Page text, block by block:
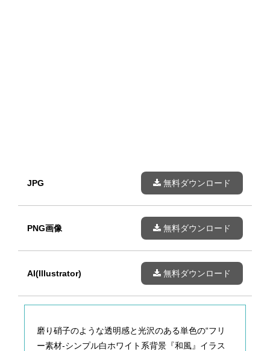
JPG 無料ダウンロード
PNG画像 無料ダウンロード
AI(Illustrator) 無料ダウンロード
磨り硝子のような透明感と光沢のある単色の“フリ
ー素材-シンプル白ホワイト系背景『和風』イラス